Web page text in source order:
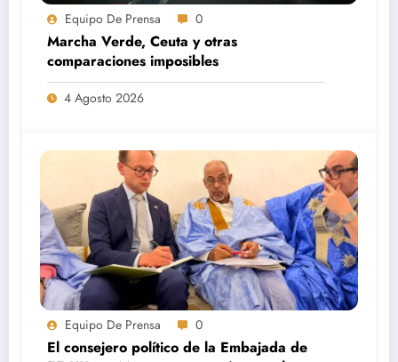
Equipo De Prensa 0
Marcha Verde, Ceuta y otras
comparaciones imposibles
4 Agosto 2026
Equipo De Prensa 0
El consejero político de la Embajada de